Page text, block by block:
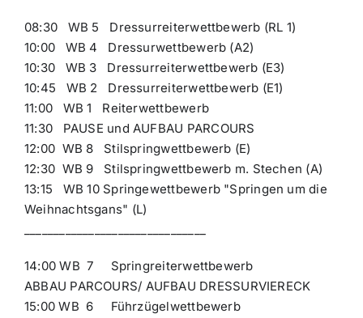
08:30 WB 5 Dressurreiterwettbewerb (RL 1)
10:00 WB 4 Dressurwettbewerb (A2)
10:30 WB 3 Dressurreiterwettbewerb (E3)
10:45 WB 2 Dressurreiterwettbewerb (E1)
11:00 WB 1 Reiterwettbewerb
11:30 PAUSE und AUFBAU PARCOURS
12:00 WB 8 Stilspringwettbewerb (E)
12:30 WB 9 Stilspringwettbewerb m. Stechen (A)
13:15 WB 10 Springewettbewerb "Springen um die
Weihnachtsgans" (L)
14:00 WB 7 Springreiterwettbewerb
ABBAU PARCOURS/ AUFBAU DRESSURVIERECK
15:00 WB 6 Führzügelwettbewerb